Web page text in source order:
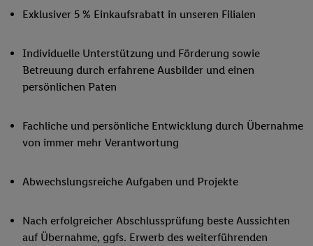
Exklusiver 5 % Einkaufsrabatt in unseren Filialen
Individuelle Unterstützung und Förderung sowie
Betreuung durch erfahrene Ausbilder und einen
persönlichen Paten
Fachliche und persönliche Entwicklung durch Übernahme
von immer mehr Verantwortung
Abwechslungsreiche Aufgaben und Projekte
Nach erfolgreicher Abschlussprüfung beste Aussichten
auf Übernahme, ggfs. Erwerb des weiterführenden